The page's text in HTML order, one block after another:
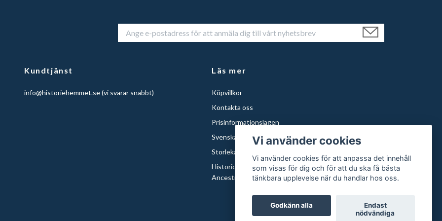
Kundtjänst
info@historiehemmet.se(vi svarar snabbt)
Läs mer
Köpvillkor
Kontakta oss
Prisinformationslagen
Svenska Städer
Storlekar och papper
Historical Maps of Sweden for Americans with Swedish
Ancestry | Histor
Vi använder cookies
Vi använder cookies för att anpassa det innehåll
som visas för dig och för att du ska få bästa
tänkbara upplevelse när du handlar hos oss.
Godkänn alla
Endast
nödvändiga